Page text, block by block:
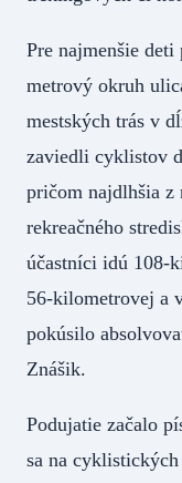
Pre najmenšie
metrový okruh
mestských trás v
zaviedli cyklistov
pričom najdlhšia z
rekreačného
účastníci idú 108-
56-kilometrovej a
pokúsilo
Znášik.
Podujatie začalo
sa na